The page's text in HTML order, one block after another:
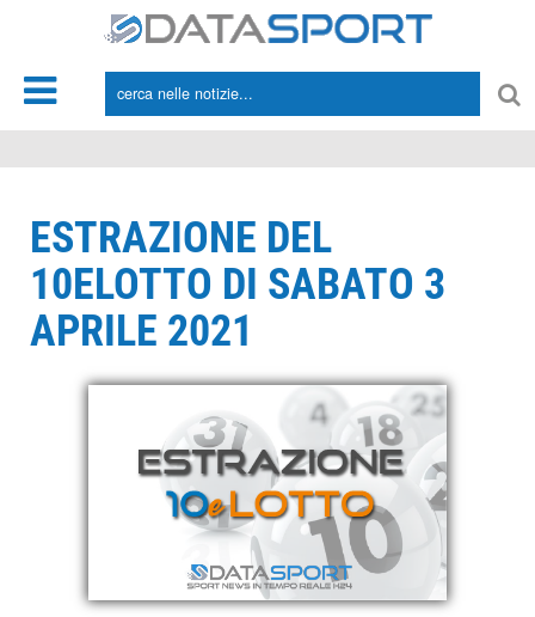
ESTRAZIONE DEL
10ELOTTO DI SABATO 3
APRILE 2021